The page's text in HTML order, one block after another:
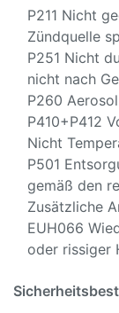
P211 Nicht
Zündquelle
P251 Nicht
nicht nach
P260
P410+P412
Nicht
P501
gemäß den
Zusätzliche
EUH066
oder rissiger